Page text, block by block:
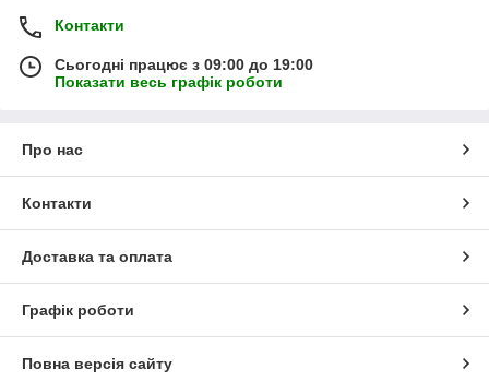
Контакти
Сьогодні працює з 09:00 до 19:00
Показати весь графік роботи
Про нас
Контакти
Доставка та оплата
Графік роботи
Повна версія сайту